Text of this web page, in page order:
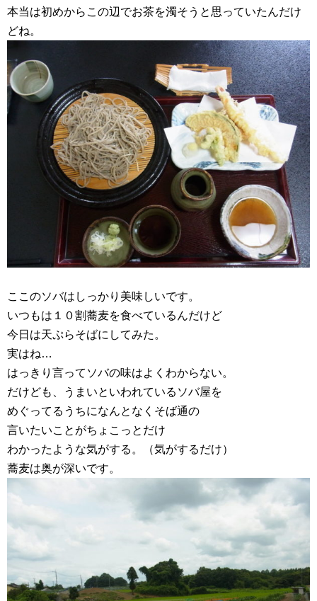
本当は初めからこの辺でお茶を濁そうと思っていたんだけ
どね。
ここのソバはしっかり美味しいです。
いつもは１０割蕎麦を食べているんだけど
今日は天ぷらそばにしてみた。
実はね…
はっきり言ってソバの味はよくわからない。
だけども、うまいといわれているソバ屋を
めぐってるうちになんとなくそば通の
言いたいことがちょこっとだけ
わかったような気がする。（気がするだけ）
蕎麦は奥が深いです。